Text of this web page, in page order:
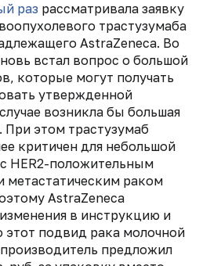
раз рассматривала заявку
трастузумаба
AstraZeneca. Во
встал вопрос о большой
которые могут получать
утвержденной
возникла бы большая
При этом трастузумаб
критичен для небольшой
HER2-положительным
метастатическим раком
AstraZeneca
в инструкцию и
этот подвид рака молочной
предложил